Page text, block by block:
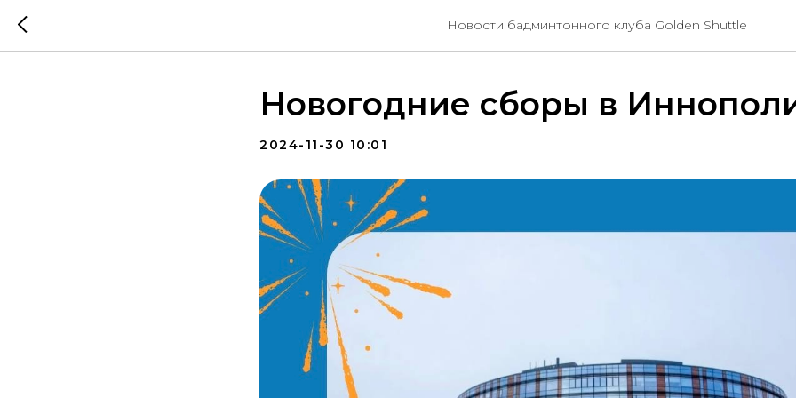
Новости бадминтонного клуба Golden Shuttle
Новогодние сборы в
2024-11-30 10:01